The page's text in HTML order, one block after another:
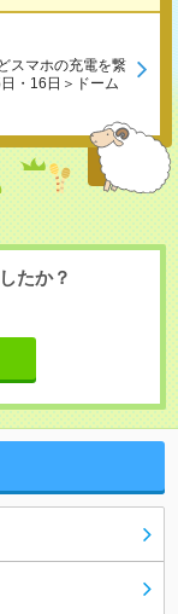
スマホの充電を繋
・16日＞ドーム
たか？